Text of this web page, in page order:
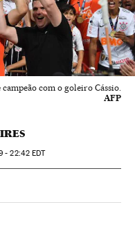
com o goleiro Cássio.
AFP
- 22:42EDT